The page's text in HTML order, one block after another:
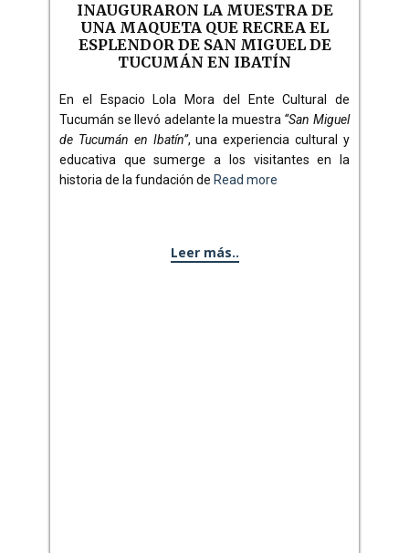
INAUGURARON LA MUESTRA DE
UNA MAQUETA QUE RECREA EL
ESPLENDOR DE SAN MIGUEL DE
TUCUMÁN EN IBATÍN
En el Espacio Lola Mora del Ente Cultural de
Tucumán se llevó adelante la muestra “San Miguel
de Tucumán en Ibatín”, una experiencia cultural y
educativa que sumerge a los visitantes en la
historia de la fundación de Read more
Leer más..